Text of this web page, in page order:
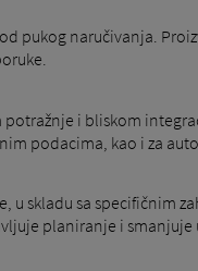
pukog naručivanja.
i bliskom
podacima, kao i za
u skladu sa specifičnim
planiranje i smanjuje